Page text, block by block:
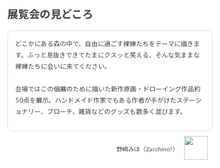
展覧会の見どころ
どこかにある森の中で、自由に過ごす裸婦たちをテーマに描きま
す。ふっと息抜きできてたまにクスッと笑える、そんな気ままな
裸婦たちに会いに来てください。
会場ではこの個展のために描いた新作原画・ドローイング作品約
50点を展示。ハンドメイド作家でもある作者が手がけたステーシ
ョナリー、ブローチ、雑貨などのグッズも数多く並びます。
野崎みほ（Zacchino!）